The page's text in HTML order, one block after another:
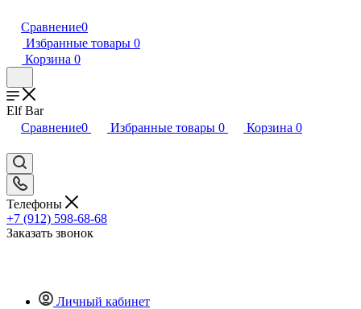
Сравнение0
Избранные товары 0
Корзина 0
Elf Bar
Сравнение0 Избранные товары 0 Корзина 0
Телефоны
+7 (912) 598-68-68
Заказать звонок
Личный кабинет